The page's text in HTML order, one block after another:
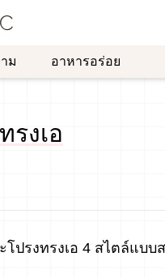
ม อาหารอร่อย
รงเอ
ปรงทรงเอ 4 สไตล์แบ